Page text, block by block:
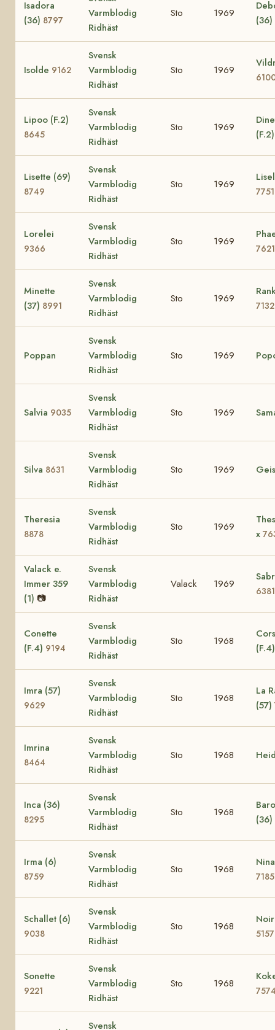
Isadora
(36) 8797
Varmblodig
Ridhäst
Sto 1969
(36)
Isolde 9162
Svensk
Varmblodig
Ridhäst
Sto 1969
Lipoo (F.2)
8645
Svensk
Varmblodig
Ridhäst
Sto 1969
Lisette (69)
8749
Svensk
Varmblodig
Ridhäst
Sto 1969
7751
Lorelei
9366
Svensk
Varmblodig
Ridhäst
Sto 1969
7621
Minette
(37) 8991
Svensk
Varmblodig
Ridhäst
Sto 1969
7132
Poppan
Svensk
Varmblodig
Ridhäst
Sto 1969
Salvia 9035
Svensk
Varmblodig
Ridhäst
Sto 1969
Silva 8631
Svensk
Varmblodig
Ridhäst
Sto 1969
Theresia
8878
Svensk
Varmblodig
Ridhäst
Sto 1969
x
Valack e.
Immer 359
(1) 📷
Svensk
Varmblodig
Ridhäst
Valack 1969
6381
Conette
(F.4) 9194
Svensk
Varmblodig
Ridhäst
Sto 1968
Imra (57)
9629
Svensk
Varmblodig
Ridhäst
Sto 1968
La
(57)
Imrina
8464
Svensk
Varmblodig
Ridhäst
Sto 1968
Inca (36)
8295
Svensk
Varmblodig
Ridhäst
Sto 1968
(36)
Irma (6)
8759
Svensk
Varmblodig
Ridhäst
Sto 1968
7185
Schallet (6)
9038
Svensk
Varmblodig
Ridhäst
Sto 1968
5157
Sonette
9221
Svensk
Varmblodig
Ridhäst
Sto 1968
Svensk